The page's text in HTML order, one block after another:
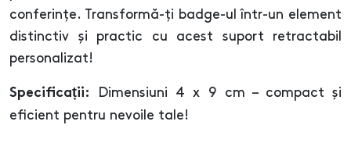
conferințe. Transformă-ți badge-ul într-un element
distinctiv și practic cu acest suport retractabil
personalizat!
Specificații:
Dimensiuni 4 x 9 cm – compact și
eficient pentru nevoile tale!